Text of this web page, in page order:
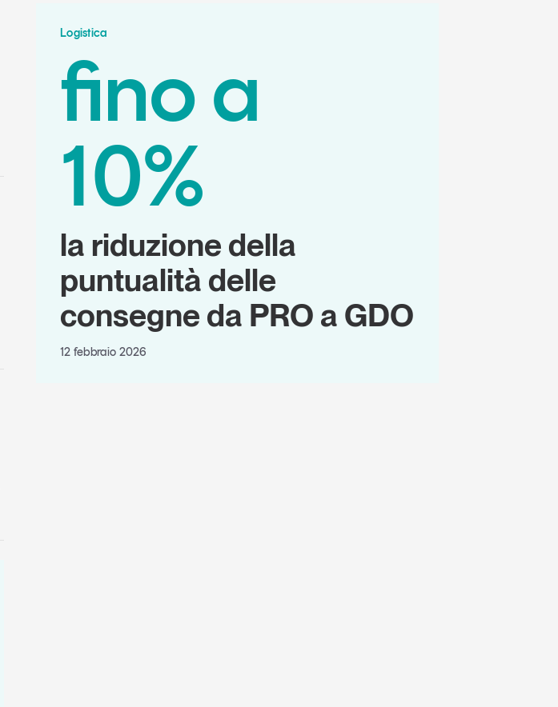
Logistica
fino a
10%
la riduzione della
puntualità delle
consegne da PRO a GDO
12 febbraio 2026